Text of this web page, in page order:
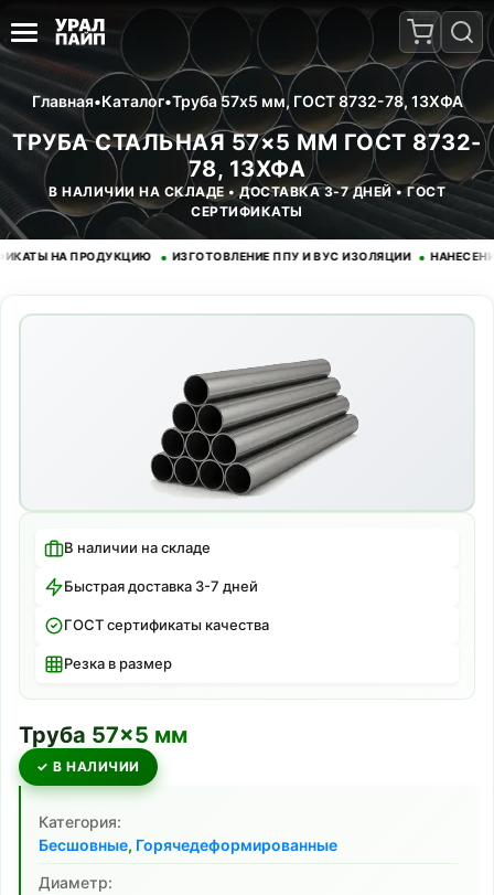
Главная•Каталог•Труба 57x5 мм, ГОСТ 8732-78, 13ХФА
ТРУБА СТАЛЬНАЯ 57×5 ММ ГОСТ 8732-
78, 13ХФА
В НАЛИЧИИ НА СКЛАДЕ • ДОСТАВКА 3-7 ДНЕЙ • ГОСТ
СЕРТИФИКАТЫ
НА ПРОДУКЦИЮ • ИЗГОТОВЛЕНИЕ ППУ И ВУС ИЗОЛЯЦИИ • НАНЕСЕНИЕ
В наличии на складе
Быстрая доставка 3-7 дней
ГОСТ сертификаты качества
Резка в размер
Труба 57×5 мм
✓ В НАЛИЧИИ
Категория:
Бесшовные, Горячедеформированные
Диаметр: